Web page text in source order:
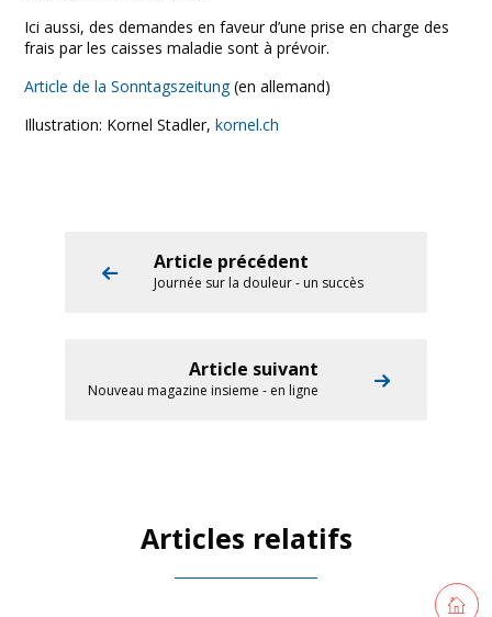
Ici aussi, des demandes en faveur d’une prise en charge des
frais par les caisses maladie sont à prévoir.
Article de la Sonntagszeitung(en allemand)
Illustration: Kornel Stadler, kornel.ch
Article précédent
Journée sur la douleur - un succès
Article suivant
Nouveau magazine insieme - en ligne
Articles relatifs